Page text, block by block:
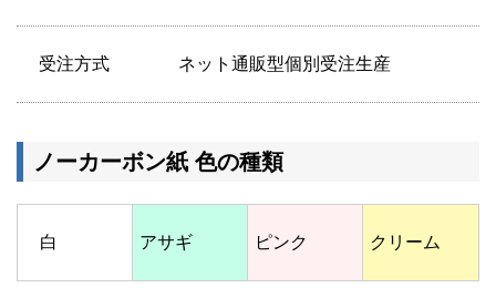
受注方式 ネット通販型個別受注生産
ノーカーボン紙 色の種類
白 アサギ ピンク クリーム